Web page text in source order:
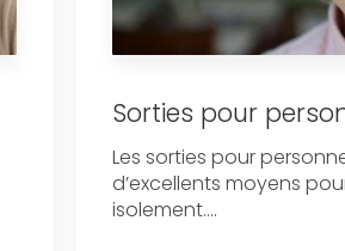
Sorties pour
Les sorties pour
d’excellents moyens
isolement....